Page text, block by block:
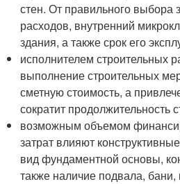
стен. От правильного выбора
расходов, внутренний
здания, а также срок его
исполнителем строительных
выполнение строительных
сметную стоимость, а
сократит продолжительность
возможным объемом
затрат влияют
вид фундаментной основы,
также наличие подвала, бани,